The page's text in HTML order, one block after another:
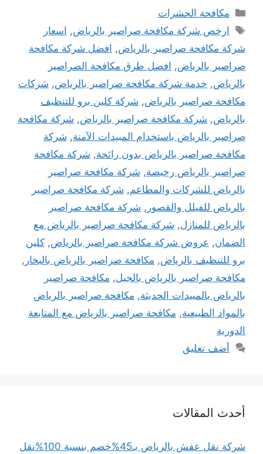
التصنيفات
مكافحة الحشرات
الوسوم
ارخص شركة مكافحة صراصير بالرياض, اسعار
شركة مكافحة صراصير بالرياض, افضل شركة مكافحة
صراصير بالرياض, افضل طرق مكافحة الصراصير
بالرياض, خدمة شركة مكافحة صراصير بالرياض, شركات
مكافحة صراصير بالرياض, شركة كلين برو للتنظيف
بالرياض, شركة مكافحة صراصير بالرياض, شركة مكافحة
صراصير بالرياض باستخدام المبيدات الآمنة, شركة
مكافحة صراصير بالرياض بدون رائحة, شركة مكافحة
صراصير بالرياض رخيصة, شركة مكافحة صراصير
بالرياض للشركات والمطاعم, شركة مكافحة صراصير
بالرياض للفيلل والقصور , شركة مكافحة صراصير
بالرياض للمنازل, شركة مكافحة صراصير بالرياض مع
الضمان, عروض شركة مكافحة صراصير بالرياض, كلين
برو للتنظيف بالرياض, مكافحة صراصير بالرياض بالبخار ,
مكافحة صراصير بالرياض بالجيل, مكافحة صراصير
بالرياض بالمبيدات الحديثة, مكافحة صراصير بالرياض
بالمواد الطبيعية, مكافحة صراصير بالرياض مع المتابعة
الدورية
أضف تعليق
أحدث المقالات
شركة نقل عفش بالرياض بـ45%خصم بنسبة 100%نقل